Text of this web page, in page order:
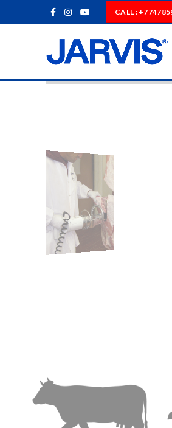
CALL :